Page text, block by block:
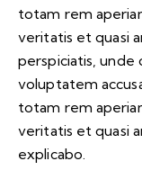
totam rem
veritatis et quasi
perspiciatis, unde
voluptatem
totam rem
veritatis et quasi
explicabo.